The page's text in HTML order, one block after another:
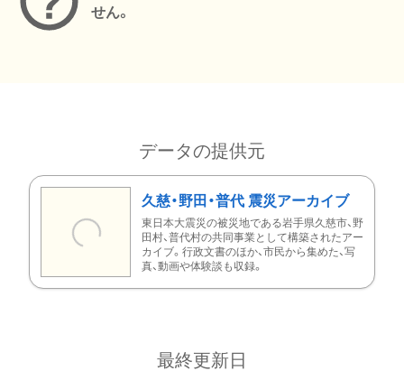
せん。
データの提供元
久慈・野田・普代 震災アーカイブ
東日本大震災の被災地である岩手県久慈市、野
田村、普代村の共同事業として構築されたアー
カイブ。行政文書のほか、市民から集めた、写
真、動画や体験談も収録。
最終更新日